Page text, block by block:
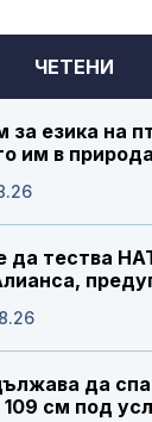
ЧЕТЕНИ
за езика на
им в
да тества
да
109 см под